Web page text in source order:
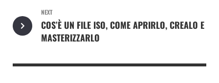
NEXT
COS’È UN FILE ISO, COME APRIRLO, CREALO E
MASTERIZZARLO